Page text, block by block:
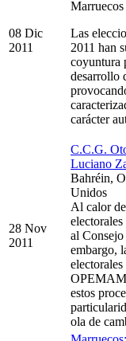
08 Dic
2011
Marruecos
Las
2011 han
coyuntura
desarrollo
carácter
28 Nov
2011
C.C.G.
Luciano
Bahréin,
Unidos
Al calor
al
embargo,
OPEMAM
estos
ola de